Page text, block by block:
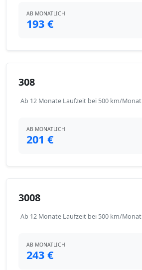
AB MONATLICH
193 €
308
Ab 12 Monate Laufzeit bei 500 km/Monat
AB MONATLICH
201 €
3008
Ab 12 Monate Laufzeit bei 500 km/Monat
AB MONATLICH
243 €